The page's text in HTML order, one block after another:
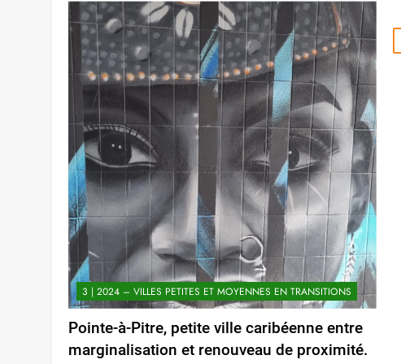
3 | 2024 – VILLES PETITES ET MOYENNES EN TRANSITIONS
Pointe-à-Pitre, petite ville caribéenne entre
marginalisation et renouveau de proximité.